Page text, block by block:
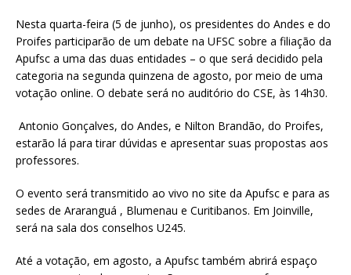
Nesta quarta-feira (5 de junho), os presidentes do Andes e do
Proifes participarão de um debate na UFSC sobre a filiação da
Apufsc a uma das duas entidades – o que será decidido pela
categoria na segunda quinzena de agosto, por meio de uma
votação online. O debate será no auditório do CSE, às 14h30.
Antonio Gonçalves, do Andes, e Nilton Brandão, do Proifes,
estarão lá para tirar dúvidas e apresentar suas propostas aos
professores.
O evento será transmitido ao vivo no site da Apufsc e para as
sedes de Araranguá , Blumenau e Curitibanos. Em Joinville,
será na sala dos conselhos U245.
Até a votação, em agosto, a Apufsc também abrirá espaço